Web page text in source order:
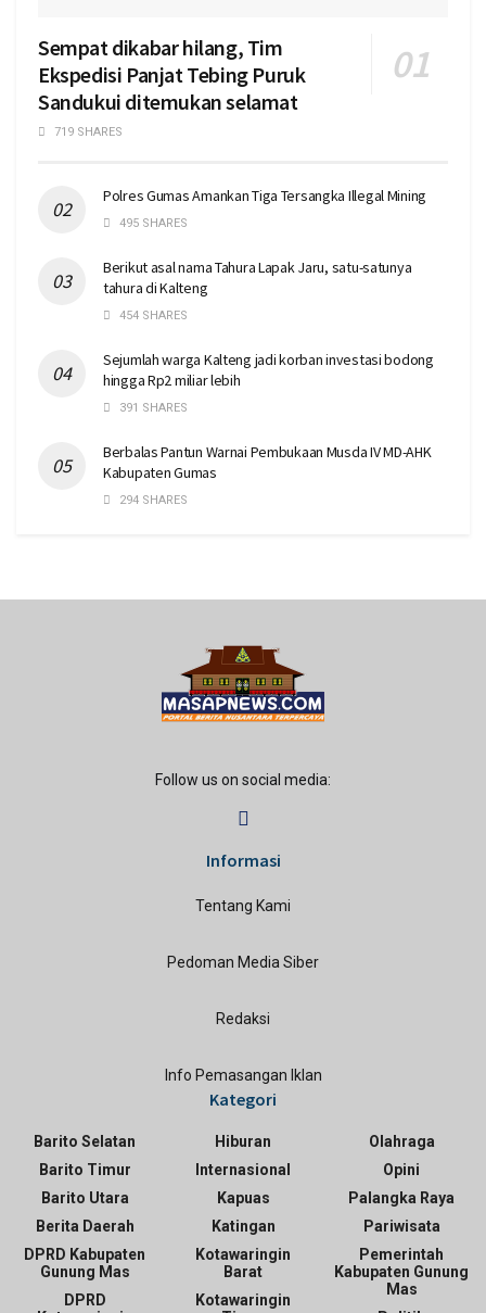
Sempat dikabar hilang, Tim
Ekspedisi Panjat Tebing Puruk
Sandukui ditemukan selamat
719 SHARES
Polres Gumas Amankan Tiga Tersangka Illegal Mining
495 SHARES
Berikut asal nama Tahura Lapak Jaru, satu-satunya
tahura di Kalteng
454 SHARES
Sejumlah warga Kalteng jadi korban investasi bodong
hingga Rp2 miliar lebih
391 SHARES
Berbalas Pantun Warnai Pembukaan Musda IV MD-AHK
Kabupaten Gumas
294 SHARES
Follow us on social media:
Informasi
Tentang Kami
Pedoman Media Siber
Redaksi
Info Pemasangan Iklan
Kategori
Barito Selatan
Barito Timur
Barito Utara
Berita Daerah
DPRD Kabupaten
Gunung Mas
DPRD
Hiburan
Internasional
Kapuas
Katingan
Kotawaringin
Barat
Kotawaringin
Olahraga
Opini
Palangka Raya
Pariwisata
Pemerintah
Kabupaten Gunung
Mas